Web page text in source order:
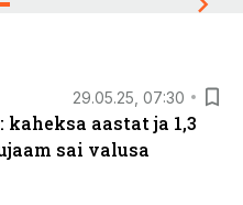
29.05.25, 07:30
aastat ja 1,3
sai valusa